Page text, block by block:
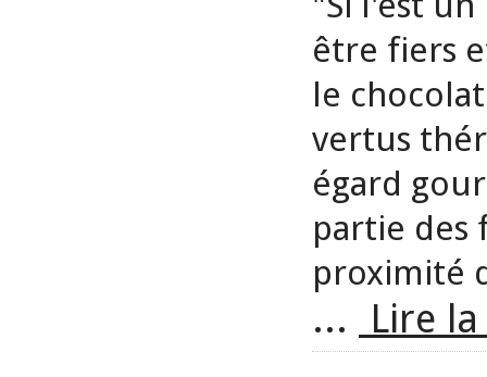
être fiers
le
vertus
égard
partie des
proximité
... Lire